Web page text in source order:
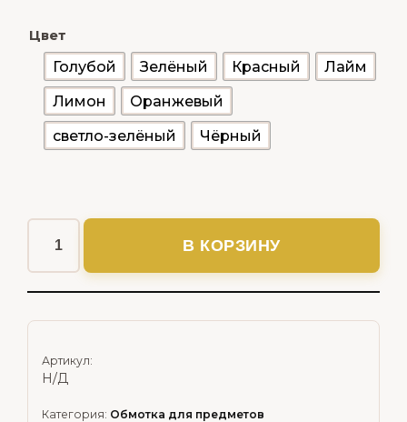
Цвет
Голубой
Зелёный Красный
Лайм
Лимон
Оранжевый
светло-зелёный
Чёрный
В КОРЗИНУ
Артикул:
Н/Д
Категория: Обмотка для предметов